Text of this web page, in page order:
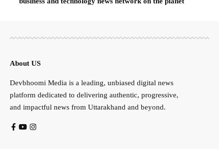
About US
Devbhoomi Media is a leading, unbiased digital news
platform dedicated to delivering authentic, progressive,
and impactful news from Uttarakhand and beyond.